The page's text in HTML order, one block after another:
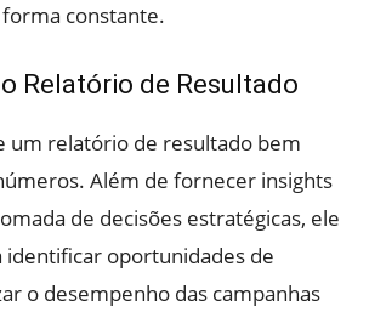
constante.
Relatório de Resultado
um relatório de resultado bem
Além de fornecer insights
de decisões estratégicas, ele
identificar oportunidades de
o desempenho das campanhas